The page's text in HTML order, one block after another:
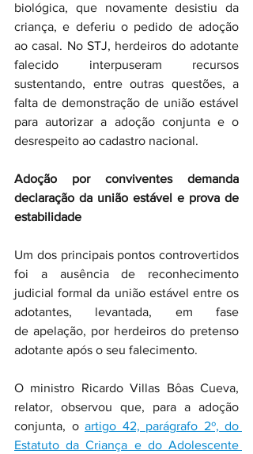
biológica, que novamente desistiu da
criança, e deferiu o pedido de adoção
ao casal. No STJ, herdeiros do adotante
falecido interpuseram recursos
sustentando, entre outras questões, a
falta de demonstração de união estável
para autorizar a adoção conjunta e o
desrespeito ao cadastro nacional.
Adoção por conviventes demanda
declaração da união estável e prova de
estabilidade
Um dos principais pontos controvertidos
foi a ausência de reconhecimento
judicial formal da união estável entre os
adotantes, levantada, em fase
de apelação, por herdeiros do pretenso
adotante após o seu falecimento.
O ministro Ricardo Villas Bôas Cueva,
relator, observou que, para a adoção
conjunta, o artigo 42, parágrafo 2º, do
Estatuto da Criança e do Adolescente